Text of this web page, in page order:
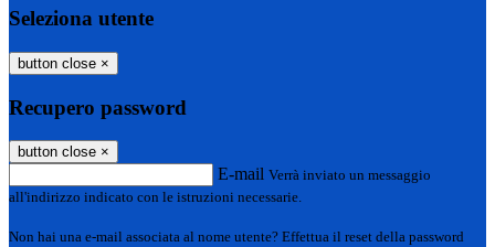
Seleziona utente
button close ×
Recupero password
button close ×
E-mail Verrà inviato un messaggio
all'indirizzo indicato con le istruzioni necessarie.
Non hai una e-mail associata al nome utente? Effettua il reset della password